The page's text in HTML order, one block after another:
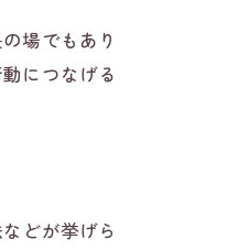
場でもあり
につなげる
どが挙げら